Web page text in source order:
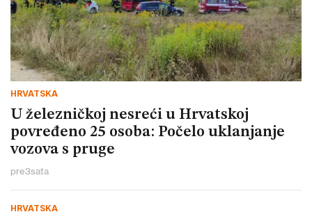
HRVATSKA
U železničkoj nesreći u Hrvatskoj
povređeno 25 osoba: Počelo uklanjanje
vozova s pruge
pre3sata
HRVATSKA